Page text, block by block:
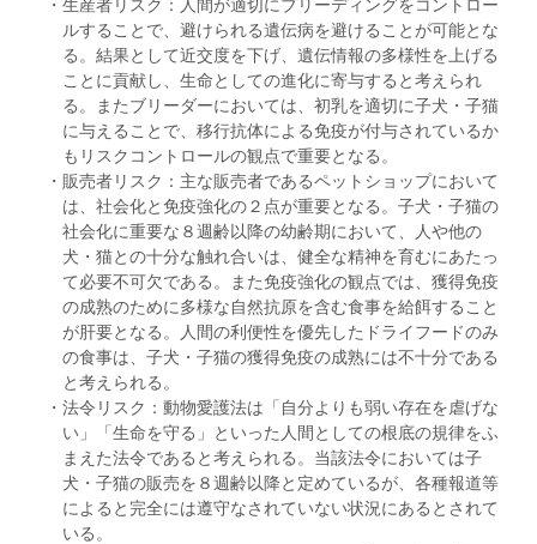
・生産者リスク：人間が適切にブリーディングをコントロー
ルすることで、避けられる遺伝病を避けることが可能とな
る。結果として近交度を下げ、遺伝情報の多様性を上げる
ことに貢献し、生命としての進化に寄与すると考えられ
る。またブリーダーにおいては、初乳を適切に子犬・子猫
に与えることで、移行抗体による免疫が付与されているか
もリスクコントロールの観点で重要となる。
・販売者リスク：主な販売者であるペットショップにおいて
は、社会化と免疫強化の２点が重要となる。子犬・子猫の
社会化に重要な８週齢以降の幼齢期において、人や他の
犬・猫との十分な触れ合いは、健全な精神を育むにあたっ
て必要不可欠である。また免疫強化の観点では、獲得免疫
の成熟のために多様な自然抗原を含む食事を給餌すること
が肝要となる。人間の利便性を優先したドライフードのみ
の食事は、子犬・子猫の獲得免疫の成熟には不十分である
と考えられる。
・法令リスク：動物愛護法は「自分よりも弱い存在を虐げな
い」「生命を守る」といった人間としての根底の規律をふ
まえた法令であると考えられる。当該法令においては子
犬・子猫の販売を８週齢以降と定めているが、各種報道等
によると完全には遵守なされていない状況にあるとされて
いる。